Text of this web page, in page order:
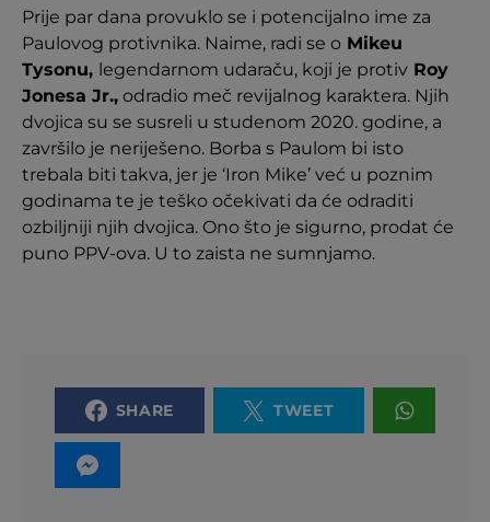
Prije par dana provuklo se i potencijalno ime za
Paulovog protivnika. Naime, radi se o Mikeu
Tysonu, legendarnom udaraču, koji je protiv Roy
Jonesa Jr., odradio meč revijalnog karaktera. Njih
dvojica su se susreli u studenom 2020. godine, a
završilo je neriješeno. Borba s Paulom bi isto
trebala biti takva, jer je ‘Iron Mike’ već u poznim
godinama te je teško očekivati da će odraditi
ozbiljniji njih dvojica. Ono što je sigurno, prodat će
puno PPV-ova. U to zaista ne sumnjamo.
SHARE TWEET